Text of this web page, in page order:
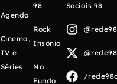
Agenda
Cinema,
TV e
Séries
98
Rock
Insônia
No
Fundo
Sociais 98
/